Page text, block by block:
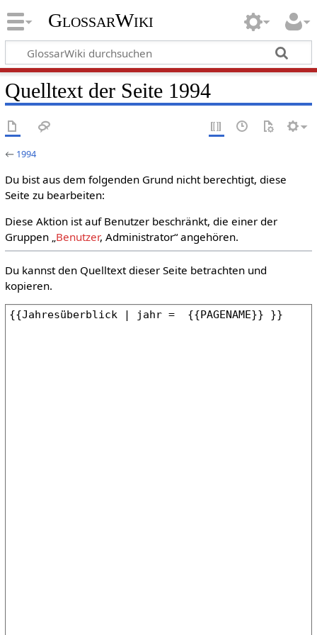
GlossarWiki
Quelltext der Seite 1994
← 1994
Du bist aus dem folgenden Grund nicht berechtigt, diese
Seite zu bearbeiten:
Diese Aktion ist auf Benutzer beschränkt, die einer der
Gruppen „Benutzer, Administrator“ angehören.
Du kannst den Quelltext dieser Seite betrachten und
kopieren.